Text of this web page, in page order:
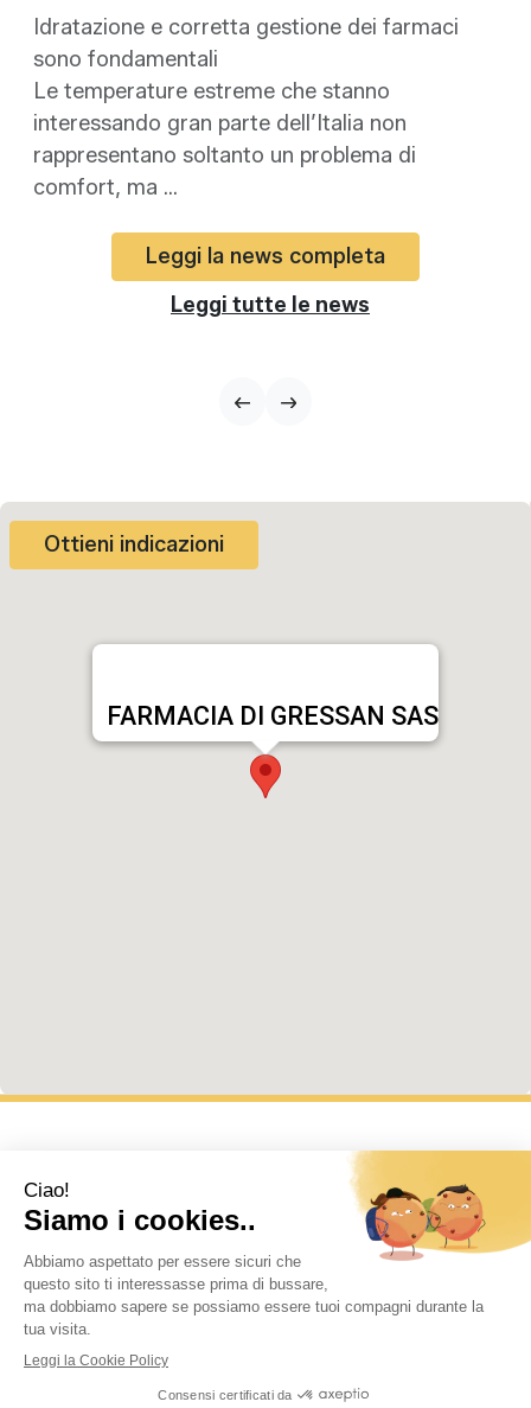
Idratazione e corretta gestione dei farmaci
sono fondamentali
Le temperature estreme che stanno
interessando gran parte dell’Italia non
rappresentano soltanto un problema di
comfort, ma ...
Leggi la news completa
Leggi tutte le news
FARMACIA DI GRESSAN SAS
Ottieni indicazioni
FARMACIA DI GRESSAN SAS
Frazione Chex le Ru, 1, 11020 GRESSAN (AO)
+39 0165251092
Email:farmaciadigressan@gmail.com
Privacy Policy • Cookie Law